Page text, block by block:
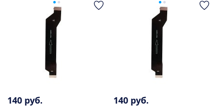
140 руб. 140 руб.